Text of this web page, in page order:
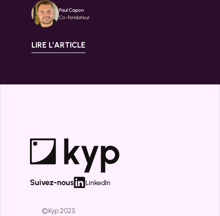
Paul Capon
Co-fondateur
LIRE L’ARTICLE
Suivez-nous LinkedIn
©Kyp 2025